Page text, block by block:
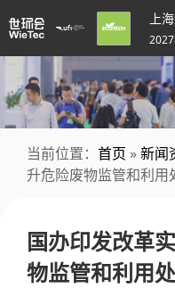
上
当前位置： 首页 »新闻
升危险废物监管和利用
国办印发改革
物监管和利用